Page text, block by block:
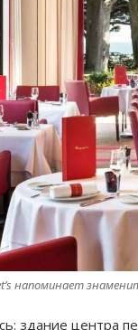
напоминает
здание центра